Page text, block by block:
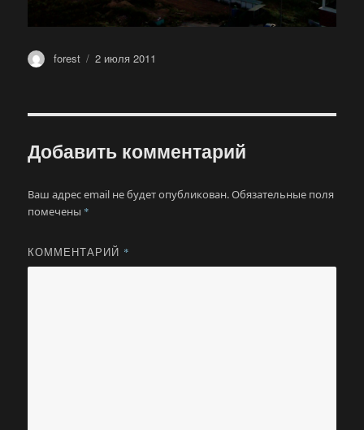
Автор
forest Опубликовано
2 июля 2011
Добавить комментарий
Ваш адрес email не будет опубликован.Обязательные поля
помечены *
КОММЕНТАРИЙ *